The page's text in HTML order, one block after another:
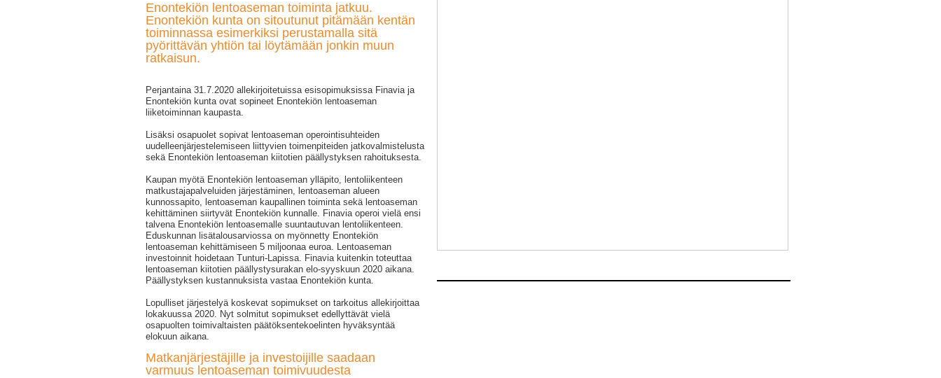
Enontekiön lentoaseman toiminta jatkuu.
Enontekiön kunta on sitoutunut pitämään kentän
toiminnassa esimerkiksi perustamalla sitä
pyörittävän yhtiön tai löytämään jonkin muun
ratkaisun.
Perjantaina 31.7.2020 allekirjoitetuissa esisopimuksissa Finavia ja
Enontekiön kunta ovat sopineet Enontekiön lentoaseman
liiketoiminnan kaupasta.
Lisäksi osapuolet sopivat lentoaseman operointisuhteiden
uudelleenjärjestelemiseen liittyvien toimenpiteiden jatkovalmistelusta
sekä Enontekiön lentoaseman kiitotien päällystyksen rahoituksesta.
Kaupan myötä Enontekiön lentoaseman ylläpito, lentoliikenteen
matkustajapalveluiden järjestäminen, lentoaseman alueen
kunnossapito, lentoaseman kaupallinen toiminta sekä lentoaseman
kehittäminen siirtyvät Enontekiön kunnalle. Finavia operoi vielä ensi
talvena Enontekiön lentoasemalle suuntautuvan lentoliikenteen.
Eduskunnan lisätalousarviossa on myönnetty Enontekiön
lentoaseman kehittämiseen 5 miljoonaa euroa. Lentoaseman
investoinnit hoidetaan Tunturi-Lapissa. Finavia kuitenkin toteuttaa
lentoaseman kiitotien päällystysurakan elo-syyskuun 2020 aikana.
Päällystyksen kustannuksista vastaa Enontekiön kunta.
Lopulliset järjestelyä koskevat sopimukset on tarkoitus allekirjoittaa
lokakuussa 2020. Nyt solmitut sopimukset edellyttävät vielä
osapuolten toimivaltaisten päätöksentekoelinten hyväksyntää
elokuun aikana.
Matkanjärjestäjille ja investoijille saadaan
varmuus lentoaseman toimivuudesta